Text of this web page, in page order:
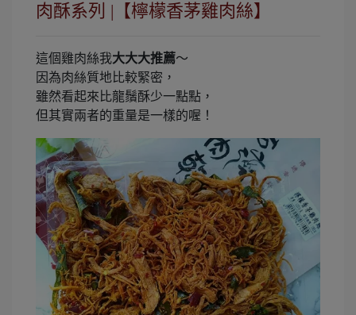
肉酥系列 |【檸檬香茅雞肉絲】
這個雞肉絲我大大大推薦～
因為肉絲質地比較緊密，
雖然看起來比龍鬚酥少一點點，
但其實兩者的重量是一樣的喔！